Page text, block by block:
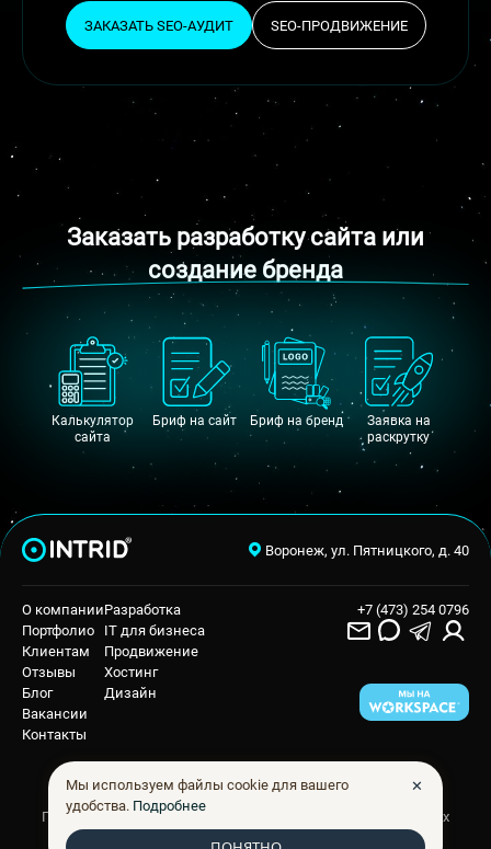
ЗАКАЗАТЬ SEO-АУДИТ SEO-ПРОДВИЖЕНИЕ
Заказать разработку сайта или
создание бренда
Калькулятор
сайта
Бриф на сайт Бриф на бренд
Заявка на
раскрутку
Воронеж, ул. Пятницкого, д. 40
О компании
Портфолио
Клиентам
Отзывы
Блог
Вакансии
Контакты
Разработка
IT для бизнеса
Продвижение
Хостинг
Дизайн
+7 (473) 254 0796
Государственная аккредитация в области информационных
Мы используем файлы cookie для вашего
удобства. Подробнее
✕